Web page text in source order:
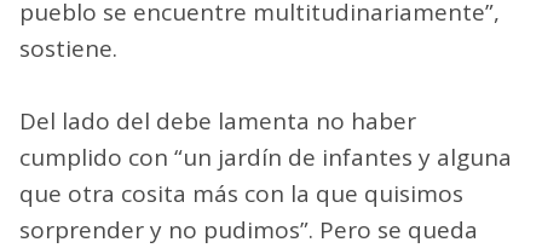
pueblo se encuentre multitudinariamente”,
sostiene.
Del lado del debe lamenta no haber
cumplido con “un jardín de infantes y alguna
que otra cosita más con la que quisimos
sorprender y no pudimos”. Pero se queda